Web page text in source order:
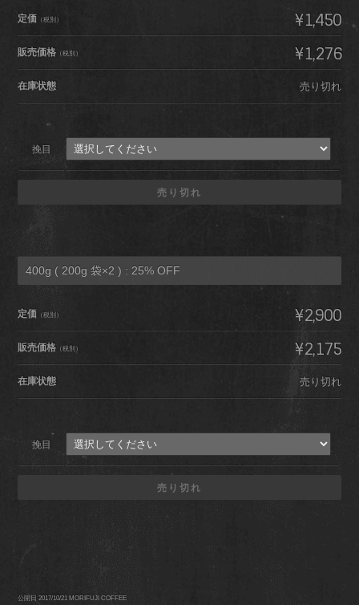
定価 （税別） ¥1,450
販売価格 （税別） ¥1,276
在庫状態 売り切れ
挽目
売り切れ
400g ( 200g 袋×2 ) : 25% OFF
定価 （税別） ¥2,900
販売価格 （税別） ¥2,175
在庫状態 売り切れ
挽目
売り切れ
公開日 2017/10/21 MORIFUJI COFFEE